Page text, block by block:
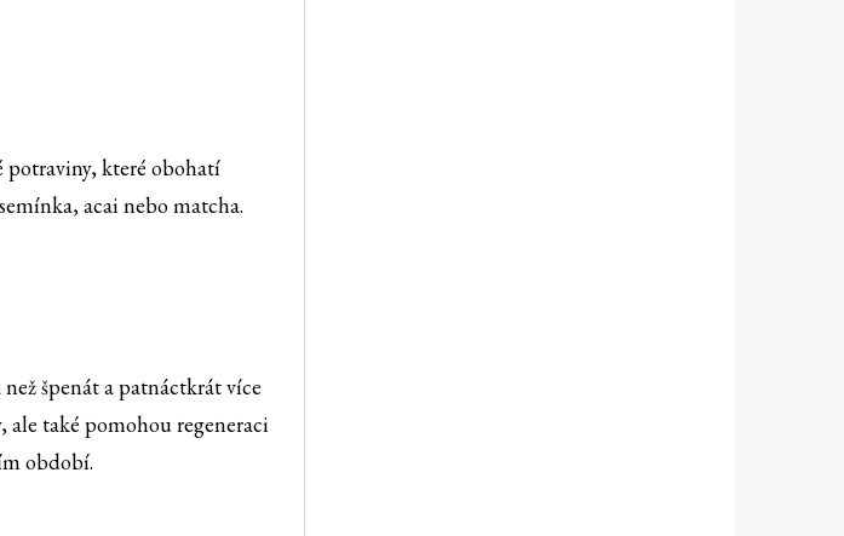
potraviny, které obohatí
acai nebo matcha.
špenát a patnáctkrát více
také pomohou regeneraci
období.